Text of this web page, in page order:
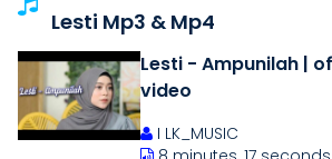
Lesti Mp3 & Mp4
Lesti - Ampunilah |
video
I LK_MUSIC